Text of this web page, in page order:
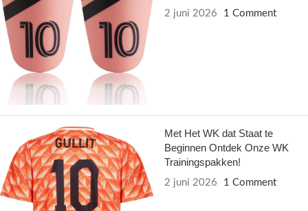
2 juni 2026 1 Comment
Met Het WK dat Staat te
Beginnen Ontdek Onze WK
Trainingspakken!
2 juni 2026 1 Comment